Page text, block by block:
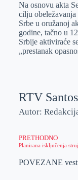
e
r
I
n
s
A
p
p
a
i
l
Na osnovu akta
cilju obeležavanja
Srbe u oružanoj
godine, tačno u
Srbije aktiviraće
„prestanak
RTV Santos
Autor:
PRETHODNO
Planirana isključenja
POVEZANE